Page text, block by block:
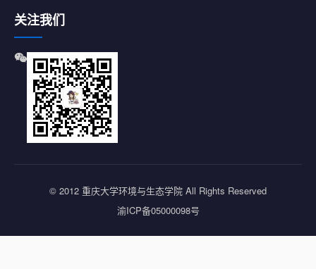
关注我们
© 2012 重庆大学环境与生态学院 All Rights Reserved
渝ICP备05000098号